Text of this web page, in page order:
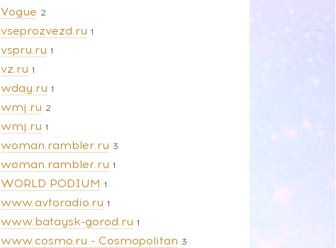
Vogue 2
vseprozvezd.ru 1
vspru.ru 1
vz.ru 1
wday.ru 1
wmj.ru 2
wmj.ru 1
woman.rambler.ru 3
woman.rambler.ru 1
WORLD PODIUM 1
www.avtoradio.ru 1
www.bataysk-gorod.ru 1
www.cosmo.ru - Cosmopolitan 3